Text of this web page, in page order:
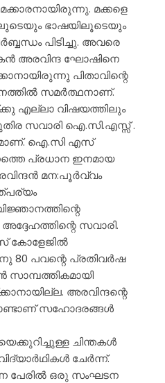
മക്കളെ
ഭാഷയിലൂടെയും
പിടിച്ചു. അവരെ
അരവിന്ദ ഘോഷിനെ
പിതാവിന്റെ
സമർത്ഥനാണ്.
എല്ലാ വിഷയത്തിലും
സവാരി ഐ.സി.എസ്സ് .
ഐ.സി എസ്
പ്രധാന ഇനമായ
മന:പൂർവ്വം
സവാരി.
കോളേജിൽ
80 പവന്റെ പ്രതിവർഷ
സാമ്പത്തികമായി
അരവിന്ദന്റെ
സഹോദരങ്ങൾ
ചിന്തകൾ
ചേർന്ന്.
പേരിൽ ഒരു സംഘടന